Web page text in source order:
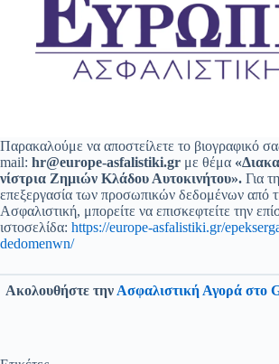
Παρακαλούμε να αποστείλετε το βιογραφικό
mail: hr@europe-asfalistiki.gr με θέμα
νίστρια Ζημιών Κλάδου Αυτοκινήτου». Για
επεξεργασία των προσωπικών δεδομένων από
Ασφαλιστική, μπορείτε να επισκεφτείτε την
ιστοσελίδα: https://europe-asfalistiki.gr/
dedomenwn/
Ακολουθήστε την Ασφαλιστική Αγορά στο